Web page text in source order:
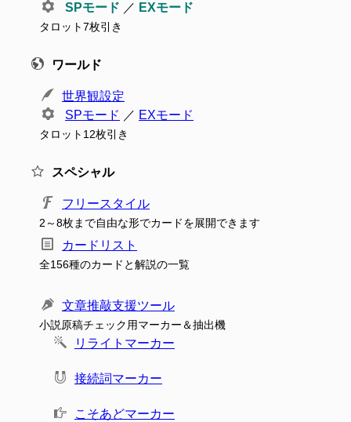
SPモード ／ EXモード
タロット7枚引き
ワールド
世界観設定
SPモード ／ EXモード
タロット12枚引き
スペシャル
フリースタイル
2～8枚まで自由な形でカードを展開できます
カードリスト
全156種のカードと解説の一覧
文章推敲支援ツール
小説原稿チェック用マーカー＆抽出機
リライトマーカー
接続詞マーカー
こそあどマーカー